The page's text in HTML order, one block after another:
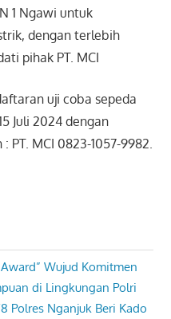
1 Ngawi untuk
dengan terlebih
pihak PT. MCI
uji coba sepeda
Juli 2024 dengan
PT. MCI 0823-1057-9982.
Wujud Komitmen
di Lingkungan Polri
Polres Nganjuk Beri Kado